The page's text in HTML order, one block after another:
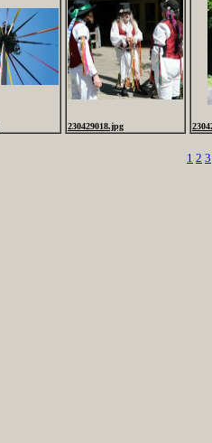
230429018.jpg
1 2 3